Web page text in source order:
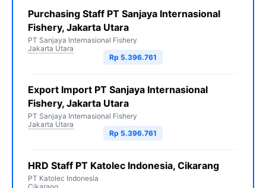
Purchasing Staff PT Sanjaya Internasional
Fishery, Jakarta Utara
PT Sanjaya Internasional Fishery
Jakarta Utara
Rp 5.396.761
Export Import PT Sanjaya Internasional
Fishery, Jakarta Utara
PT Sanjaya Internasional Fishery
Jakarta Utara
Rp 5.396.761
HRD Staff PT Katolec Indonesia, Cikarang
PT Katolec Indonesia